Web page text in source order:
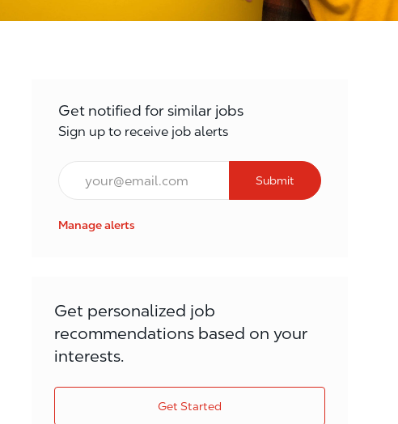
Get notified for similar jobs
Sign up to receive job alerts
Email*
Submit
Manage alerts
Get personalized job
recommendations based on your
interests.
Get Started